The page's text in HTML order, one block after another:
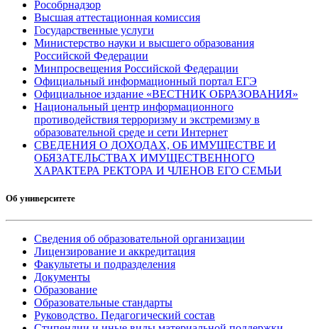
Рособрнадзор
Высшая аттестационная комиссия
Государственные услуги
Министерство науки и высшего образования
Российской Федерации
Минпросвещения Российской Федерации
Официальный информационный портал ЕГЭ
Официальное издание «ВЕСТНИК ОБРАЗОВАНИЯ»
Национальный центр информационного
противодействия терроризму и экстремизму в
образовательной среде и сети Интернет
СВЕДЕНИЯ О ДОХОДАХ, ОБ ИМУЩЕСТВЕ И
ОБЯЗАТЕЛЬСТВАХ ИМУЩЕСТВЕННОГО
ХАРАКТЕРА РЕКТОРА И ЧЛЕНОВ ЕГО СЕМЬИ
Об университете
Сведения об образовательной организации
Лицензирование и аккредитация
Факультеты и подразделения
Документы
Образование
Образовательные стандарты
Руководство. Педагогический состав